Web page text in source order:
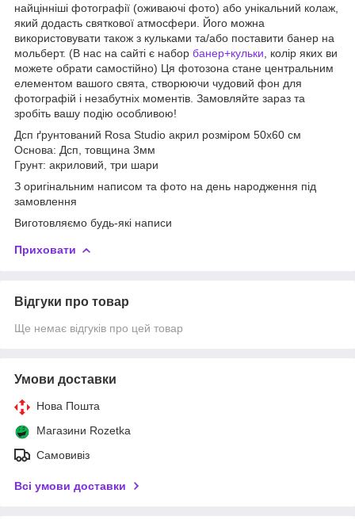
найцінніші фотографії (оживаючі фото) або унікальний колаж,
який додасть святкової атмосфери. Його можна
використовувати також з кульками та/або поставити банер на
мольберт. (В нас на сайті є набор банер+кульки , колір яких ви
можете обрати самостійно) Ця фотозона стане центральним
елементом вашого свята, створюючи чудовий фон для
фотографій і незабутніх моментів. Замовляйте зараз та
зробіть вашу подію особливою!
Дсп ґрунтований Rosa Studio акрил розміром 50х60 см
Основа: Дсп, товщина 3мм
Грунт: акриловий, три шари
З оригінальним написом та фото на день народження під
замовлення
Виготовляємо будь-які написи
Приховати
Відгуки про товар
Ще немає відгуків про цей товар
Умови доставки
Нова Пошта
Магазини Rozetka
Самовивіз
Всі умови доставки